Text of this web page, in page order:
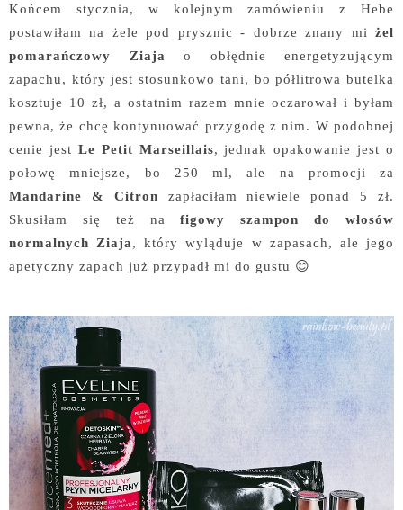
Końcem stycznia, w kolejnym zamówieniu z Hebe
postawiłam na żele pod prysznic - dobrze znany mi żel
pomarańczowy Ziaja o obłędnie energetyzującym
zapachu, który jest stosunkowo tani, bo półlitrowa butelka
kosztuje 10 zł, a ostatnim razem mnie oczarował i byłam
pewna, że chcę kontynuować przygodę z nim. W podobnej
cenie jest Le Petit Marseillais, jednak opakowanie jest o
połowę mniejsze, bo 250 ml, ale na promocji za
Mandarine & Citron zapłaciłam niewiele ponad 5 zł.
Skusiłam się też nafigowy szampon do włosów
normalnych Ziaja, który wyląduje w zapasach, ale jego
apetyczny zapach już przypadł mi do gustu 😊